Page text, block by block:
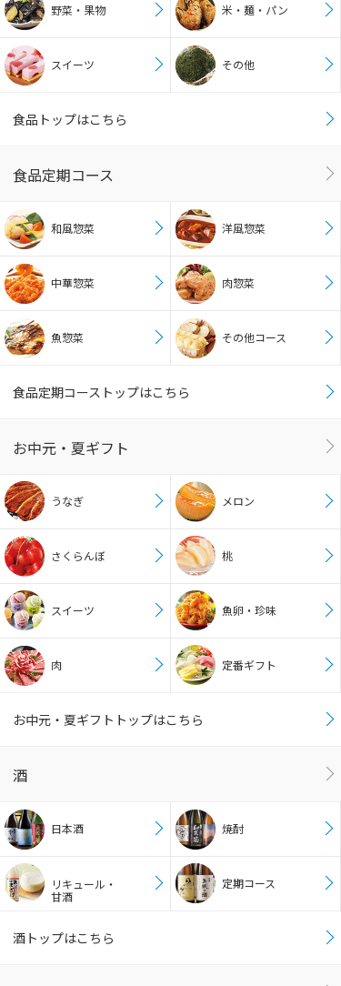
野菜・果物 米・麺・パン
スイーツ その他
食品トップはこちら
食品定期コース
和風惣菜 洋風惣菜
中華惣菜 肉惣菜
魚惣菜 その他コース
食品定期コーストップはこちら
お中元・夏ギフト
うなぎ メロン
さくらんぼ 桃
スイーツ 魚卵・珍味
肉 定番ギフト
お中元・夏ギフトトップはこちら
酒
日本酒 焼酎
リキュール・
甘酒
定期コース
酒トップはこちら